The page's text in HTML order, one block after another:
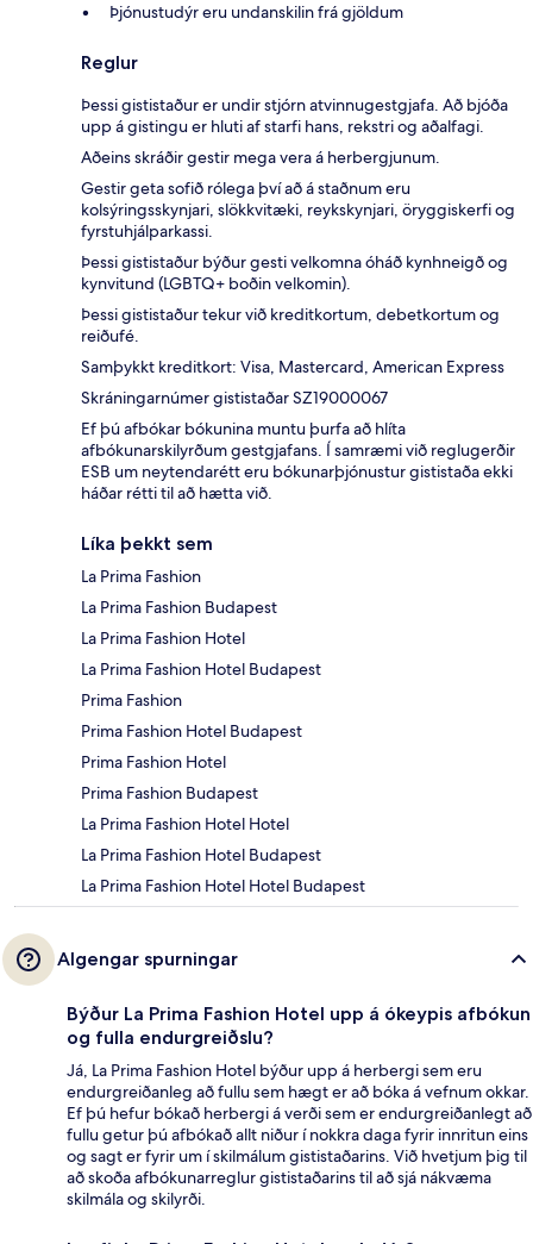
Þjónustudýr eru undanskilin frá gjöldum
Reglur
Þessi gististaður er undir stjórn atvinnugestgjafa. Að bjóða
upp á gistingu er hluti af starfi hans, rekstri og aðalfagi.
Aðeins skráðir gestir mega vera á herbergjunum.
Gestir geta sofið rólega því að á staðnum eru
kolsýringsskynjari, slökkvitæki, reykskynjari, öryggiskerfi og
fyrstuhjálparkassi.
Þessi gististaður býður gesti velkomna óháð kynhneigð og
kynvitund (LGBTQ+ boðin velkomin).
Þessi gististaður tekur við kreditkortum, debetkortum og
reiðufé.
Samþykkt kreditkort: Visa, Mastercard, American Express
Skráningarnúmer gististaðar SZ19000067
Ef þú afbókar bókunina muntu þurfa að hlíta
afbókunarskilyrðum gestgjafans. Í samræmi við reglugerðir
ESB um neytendarétt eru bókunarþjónustur gististaða ekki
háðar rétti til að hætta við.
Líka þekkt sem
La Prima Fashion
La Prima Fashion Budapest
La Prima Fashion Hotel
La Prima Fashion Hotel Budapest
Prima Fashion
Prima Fashion Hotel Budapest
Prima Fashion Hotel
Prima Fashion Budapest
La Prima Fashion Hotel Hotel
La Prima Fashion Hotel Budapest
La Prima Fashion Hotel Hotel Budapest
Algengar spurningar
Býður La Prima Fashion Hotel upp á ókeypis afbókun
og fulla endurgreiðslu?
Já, La Prima Fashion Hotel býður upp á herbergi sem eru
endurgreiðanleg að fullu sem hægt er að bóka á vefnum okkar.
Ef þú hefur bókað herbergi á verði sem er endurgreiðanlegt að
fullu getur þú afbókað allt niður í nokkra daga fyrir innritun eins
og sagt er fyrir um í skilmálum gististaðarins. Við hvetjum þig til
að skoða afbókunarreglur gististaðarins til að sjá nákvæma
skilmála og skilyrði.